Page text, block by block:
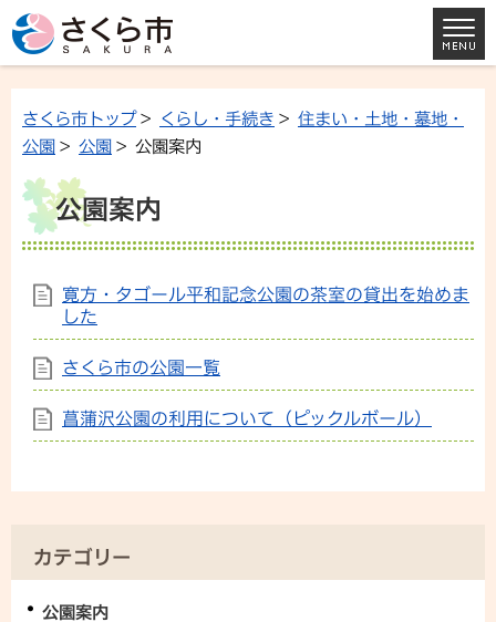
さくら市トップ> くらし・手続き > 住まい・土地・墓地・
公園 > 公園 > 公園案内
公園案内
寛方・タゴール平和記念公園の茶室の貸出を始めま
した
さくら市の公園一覧
菖蒲沢公園の利用について（ピックルボール）
カテゴリー
公園案内